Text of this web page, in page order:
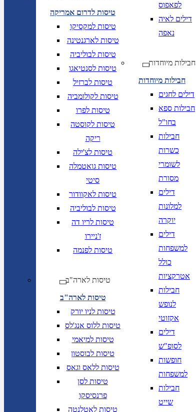
טיסות לדרום אמריקה
טיסות למקסיקו
טיסות לארגנטינה
טיסות לבוליביה
טיסות לסנטיאגו
טיסות לברזיל
טיסות לקולומביה
טיסות לפרו
טיסות לקוסטה
ריקה
טיסות לצ'ילה
טיסות גואטמלה
סיטי
טיסות לאקוודור
טיסות לבוליביה
טיסות לריו דה
ז'ניירו
טיסות לפנמה
טיסות לארה"ב
טיסות לארה"ב
טיסות לניו יורק
טיסות ללוס אנג'לס
טיסות למיאמי
טיסות לבוסטון
טיסות ללאס וגאס
טיסות לסן
פרנסיסקו
טיסות לאטלנטה
לפאפוס
דילים לאיה
נאפה
חבילות מיוחדות
חבילות מיוחדות
דילים לחגים
חבילות ספא
בחו"ל
חבילות
כשרות
לשומרי
מסורת
דילים
למלונות
יוקרה
דילים
למשפחות
כולל
אטרקציות
חבילות
לנופש
אקזוטי
דילים
לסופ"ש
חופשות
למשפחות
חבילות
שייט